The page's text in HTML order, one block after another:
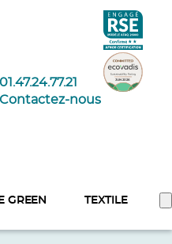
01.47.24.77.21
Contactez-nous
GREEN TEXTILE